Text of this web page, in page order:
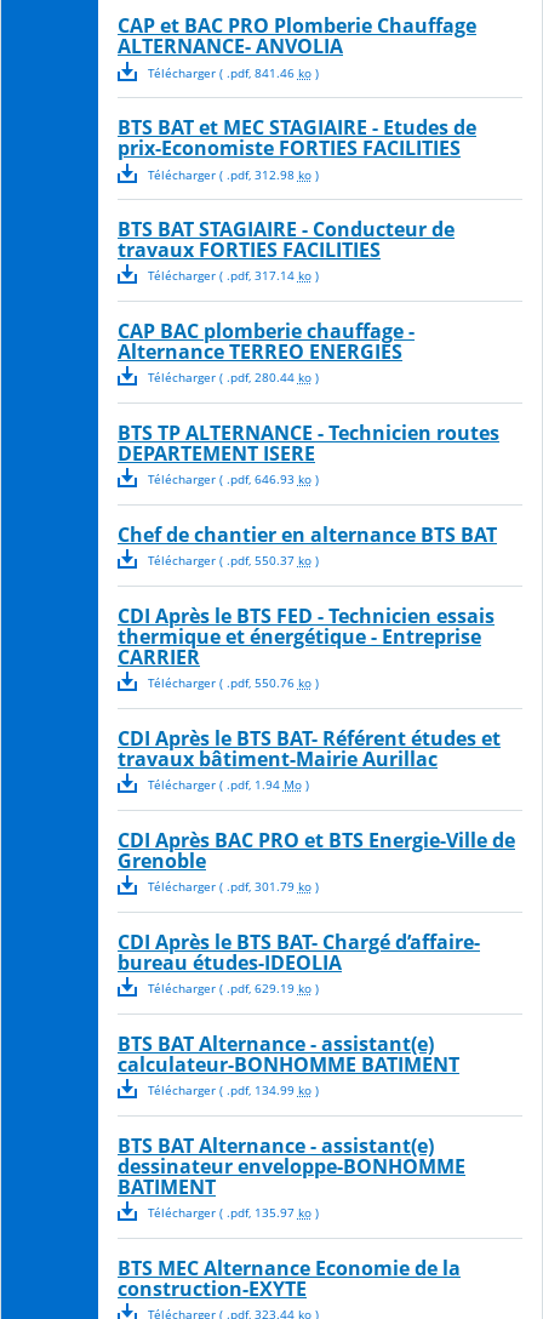
CAP et BAC PRO Plomberie Chauffage
ALTERNANCE- ANVOLIA
Télécharger( .pdf, 841.46 ko)
BTS BAT et MEC STAGIAIRE - Etudes de
prix-Economiste FORTIES FACILITIES
Télécharger( .pdf, 312.98 ko)
BTS BAT STAGIAIRE - Conducteur de
travaux FORTIES FACILITIES
Télécharger( .pdf, 317.14 ko)
CAP BAC plomberie chauffage -
Alternance TERREO ENERGIES
Télécharger( .pdf, 280.44 ko)
BTS TP ALTERNANCE - Technicien routes
DEPARTEMENT ISERE
Télécharger( .pdf, 646.93 ko)
Chef de chantier en alternance BTS BAT
Télécharger( .pdf, 550.37 ko)
CDI Après le BTS FED - Technicien essais
thermique et énergétique - Entreprise
CARRIER
Télécharger( .pdf, 550.76 ko)
CDI Après le BTS BAT- Référent études et
travaux bâtiment-Mairie Aurillac
Télécharger( .pdf, 1.94 Mo)
CDI Après BAC PRO et BTS Energie-Ville de
Grenoble
Télécharger( .pdf, 301.79 ko)
CDI Après le BTS BAT- Chargé d’affaire-
bureau études-IDEOLIA
Télécharger( .pdf, 629.19 ko)
BTS BAT Alternance - assistant(e)
calculateur-BONHOMME BATIMENT
Télécharger( .pdf, 134.99 ko)
BTS BAT Alternance - assistant(e)
dessinateur enveloppe-BONHOMME
BATIMENT
Télécharger( .pdf, 135.97 ko)
BTS MEC Alternance Economie de la
construction-EXYTE
Télécharger( .pdf, 323.44 ko)